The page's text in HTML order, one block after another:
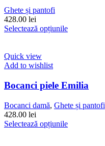
pagina
Ghete și pantofi
428.00 lei
Selectează opțiunileAcest
Opțiunile
pot
fi
alese
pagina
Quick view
Add to wishlist
Bocanci piele Emilia
Bocanci damă, Ghete și pantofi
428.00 lei
Selectează opțiunileAcest